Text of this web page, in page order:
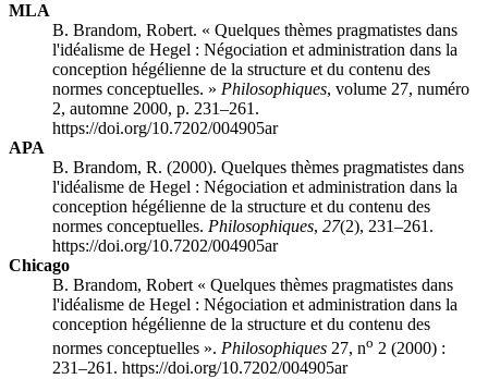
MLA
B. Brandom, Robert. « Quelques thèmes pragmatistes dans
l'idéalisme de Hegel : Négociation et administration dans la
conception hégélienne de la structure et du contenu des
normes conceptuelles. » Philosophiques, volume 27, numéro
2, automne 2000, p. 231–261.
https://doi.org/10.7202/004905ar
APA
B. Brandom, R. (2000). Quelques thèmes pragmatistes dans
l'idéalisme de Hegel : Négociation et administration dans la
conception hégélienne de la structure et du contenu des
normes conceptuelles. Philosophiques, 27(2), 231–261.
https://doi.org/10.7202/004905ar
Chicago
B. Brandom, Robert « Quelques thèmes pragmatistes dans
l'idéalisme de Hegel : Négociation et administration dans la
conception hégélienne de la structure et du contenu des
normes conceptuelles ». Philosophiques 27, no 2 (2000) :
231–261. https://doi.org/10.7202/004905ar